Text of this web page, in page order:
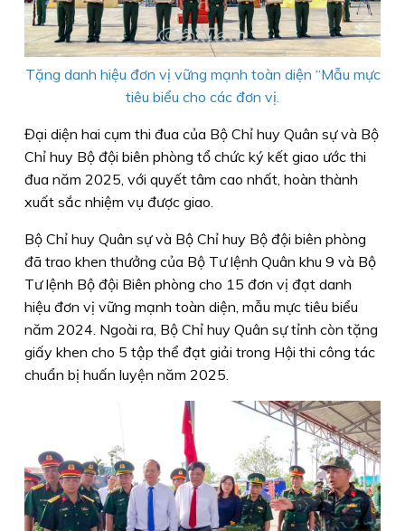
Tặng danh hiệu đơn vị vững mạnh toàn diện “Mẫu mực
tiêu biểu cho các đơn vị.
Đại diện hai cụm thi đua của Bộ Chỉ huy Quân sự và Bộ
Chỉ huy Bộ đội biên phòng tổ chức ký kết giao ước thi
đua năm 2025, với quyết tâm cao nhất, hoàn thành
xuất sắc nhiệm vụ được giao.
Bộ Chỉ huy Quân sự và Bộ Chỉ huy Bộ đội biên phòng
đã trao khen thưởng của Bộ Tư lệnh Quân khu 9 và Bộ
Tư lệnh Bộ đội Biên phòng cho 15 đơn vị đạt danh
hiệu đơn vị vững mạnh toàn diện, mẫu mực tiêu biểu
năm 2024. Ngoài ra, Bộ Chỉ huy Quân sự tỉnh còn tặng
giấy khen cho 5 tập thể đạt giải trong Hội thi công tác
chuẩn bị huấn luyện năm 2025.